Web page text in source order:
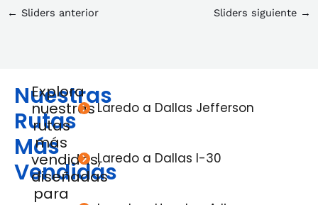
← Sliders anterior Sliders siguiente →
Nuestras
Rutas
Más
Vendidas
Explora
nuestras
rutas
más
vendidas,
diseñadas
para
Laredo a Dallas Jefferson
Laredo a Dallas I-30